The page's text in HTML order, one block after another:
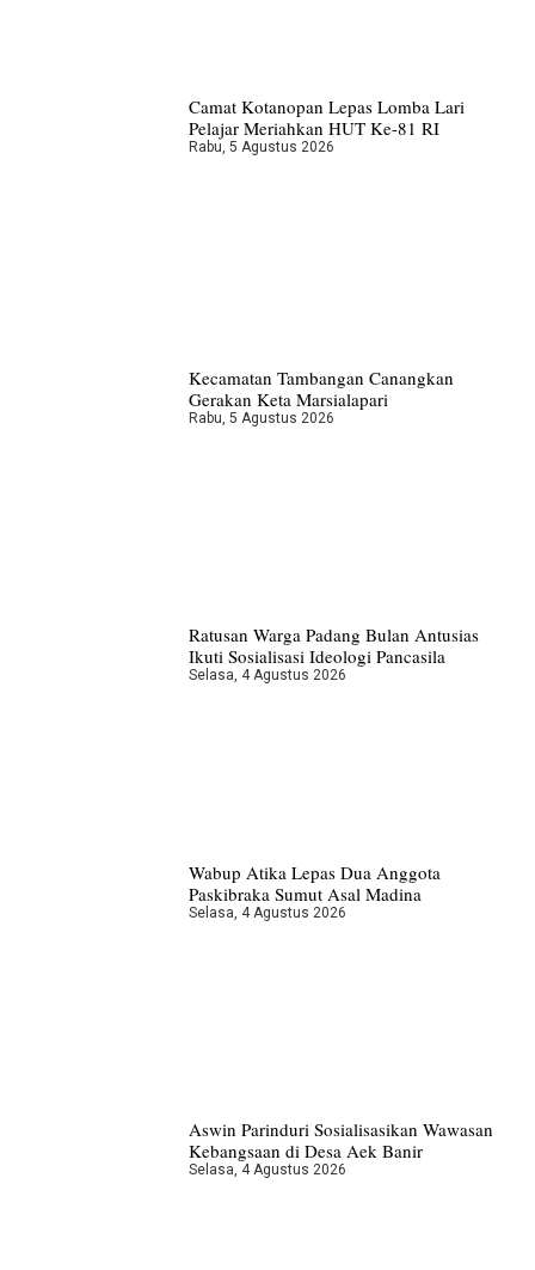
Camat Kotanopan Lepas Lomba Lari
Pelajar Meriahkan HUT Ke-81 RI
Rabu, 5 Agustus 2026
Kecamatan Tambangan Canangkan
Gerakan Keta Marsialapari
Rabu, 5 Agustus 2026
Ratusan Warga Padang Bulan Antusias
Ikuti Sosialisasi Ideologi Pancasila
Selasa, 4 Agustus 2026
Wabup Atika Lepas Dua Anggota
Paskibraka Sumut Asal Madina
Selasa, 4 Agustus 2026
Aswin Parinduri Sosialisasikan Wawasan
Kebangsaan di Desa Aek Banir
Selasa, 4 Agustus 2026